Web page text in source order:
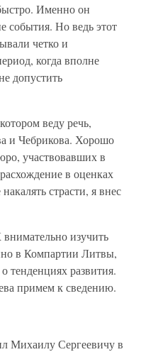
Именно он
события. Но ведь этот
четко и
когда вполне
допустить
веду речь,
и Чебрикова. Хорошо
участвовавших в
в оценках
страсти, я внес
изучить
в Компартии Литвы,
тенденциях развития.
примем к сведению.
Михаилу Сергеевичу в